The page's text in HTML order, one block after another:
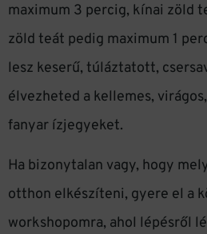
maximum 3 percig, kínai zöld
zöld teát pedig maximum 1
lesz keserű, túláztatott,
élvezheted a kellemes,
fanyar ízjegyeket.
Ha bizonytalan vagy, hogy
otthon elkészíteni, gyere el a
workshopomra, ahol lépésről